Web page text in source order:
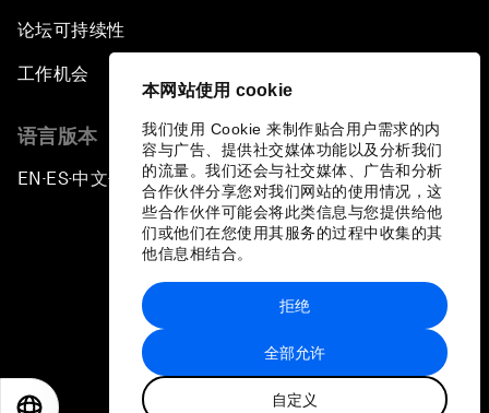
本网站使用 cookie
我们使用 Cookie 来制作贴合用户需求的内
容与广告、提供社交媒体功能以及分析我们
的流量。我们还会与社交媒体、广告和分析
合作伙伴分享您对我们网站的使用情况，这
些合作伙伴可能会将此类信息与您提供给他
们或他们在您使用其服务的过程中收集的其
他信息相结合。
全部允许
自定义
拒绝
论坛可持续性
工作机会
语言版本
EN ▪ES▪中文▪ 日本語
站点地图
世界经济论坛